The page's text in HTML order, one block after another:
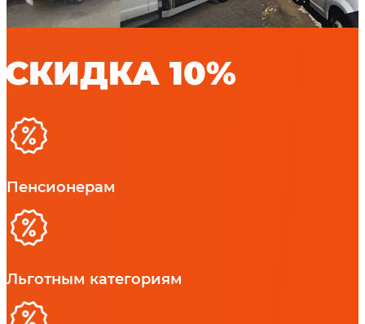
СКИДКА 10%
Пенсионерам
Льготным категориям